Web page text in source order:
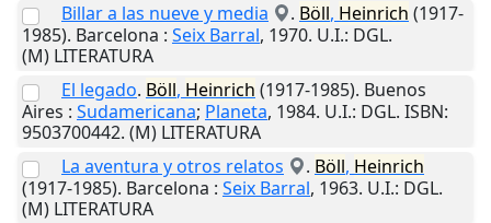
Billar a las nueve y media
. Böll, Heinrich (1917-
1985). Barcelona : Seix Barral, 1970. U.I.: DGL.
(M) LITERATURA
El legado. Böll, Heinrich (1917-1985). Buenos
Aires : Sudamericana; Planeta, 1984. U.I.: DGL. ISBN:
9503700442. (M) LITERATURA
La aventura y otros relatos
. Böll, Heinrich
(1917-1985). Barcelona : Seix Barral, 1963. U.I.: DGL.
(M) LITERATURA